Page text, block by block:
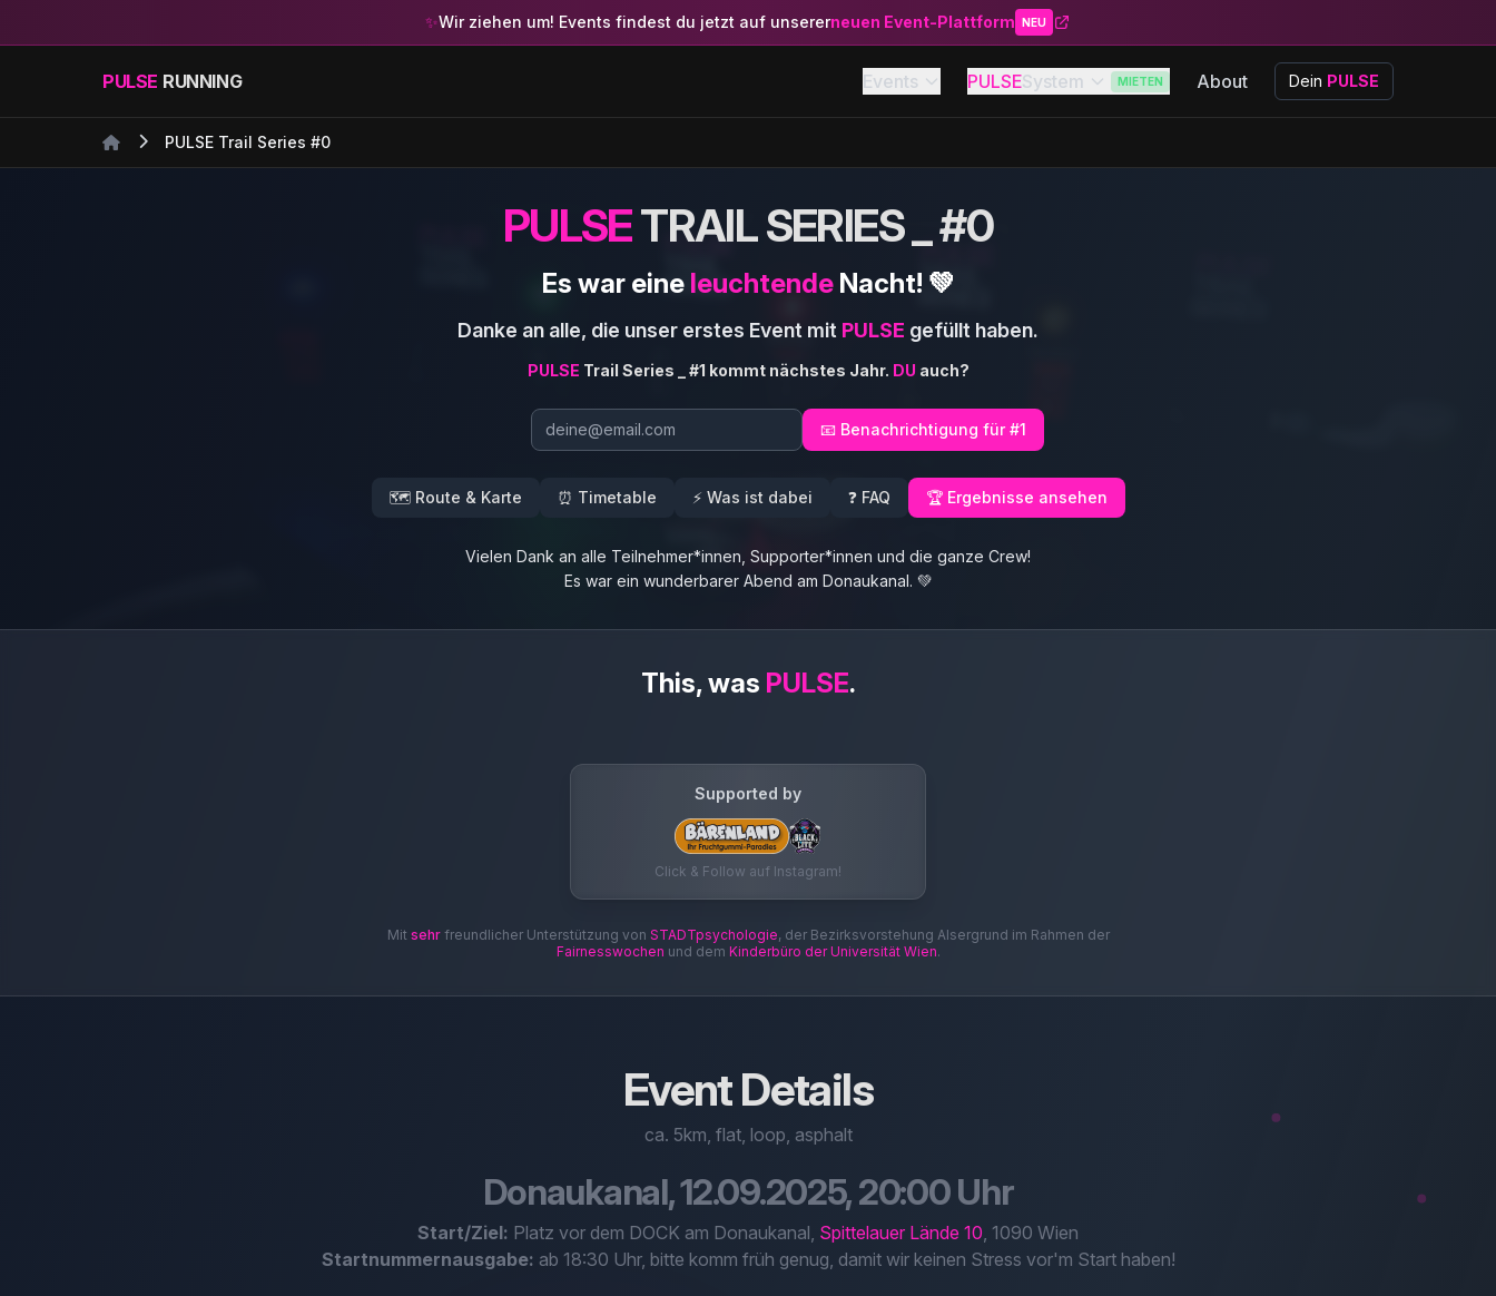
✨Wir ziehen um! Events findest du jetzt auf unsererneuen Event-Plattform NEU
PULSE RUNNING Events PULSESystem MIETEN About Dein PULSE
PULSE Trail Series #0
PULSETRAIL SERIES _ #0
Es war eine leuchtendeNacht! 💚
Danke an alle, die unser erstes Event mit PULSE gefüllt haben.
PULSE Trail Series _ #1 kommt nächstes Jahr. DU auch?
📧 Benachrichtigung für #1
🗺️ Route & Karte ⏰ Timetable ⚡ Was ist dabei ❓ FAQ 🏆 Ergebnisse ansehen
Vielen Dank an alle Teilnehmer*innen, Supporter*innen und die ganze Crew!
Es war ein wunderbarer Abend am Donaukanal. 💚
This, was PULSE.
Supported by
Click & Follow auf Instagram!
Mit sehrfreundlicher Unterstützung von STADTpsychologie, der Bezirksvorstehung Alsergrund im Rahmen der
Fairnesswochen und dem Kinderbüro der Universität Wien.
Event Details
ca. 5km, flat, loop, asphalt
Donaukanal, 12.09.2025, 20:00 Uhr
Start/Ziel: Platz vor dem DOCK am Donaukanal, Spittelauer Lände 10 , 1090 Wien
Startnummernausgabe: ab 18:30 Uhr, bitte komm früh genug, damit wir keinen Stress vor'm Start haben!